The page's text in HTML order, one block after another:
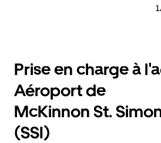
Prise en charge à
Aéroport de
McKinnon St.
(SSI)